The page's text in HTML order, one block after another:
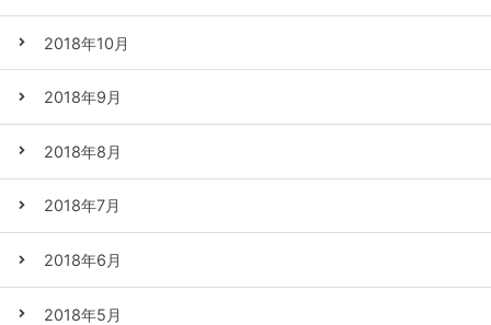
2018年10月
2018年9月
2018年8月
2018年7月
2018年6月
2018年5月